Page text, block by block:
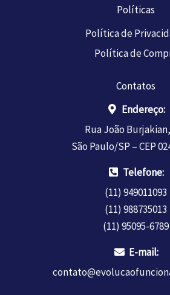
Políticas
Política de
Política de
Contatos
Endereço:
Rua João
São Paulo/SP – CEP
Telefone:
(11) 949011093
(11) 988735013
(11) 95095-6789
E-mail: